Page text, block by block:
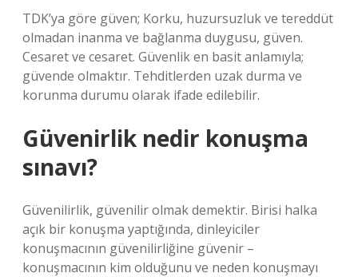
TDK’ya göre güven; Korku, huzursuzluk ve tereddüt
olmadan inanma ve bağlanma duygusu, güven.
Cesaret ve cesaret. Güvenlik en basit anlamıyla;
güvende olmaktır. Tehditlerden uzak durma ve
korunma durumu olarak ifade edilebilir.
Güvenirlik nedir konuşma
sınavı?
Güvenilirlik, güvenilir olmak demektir. Birisi halka
açık bir konuşma yaptığında, dinleyiciler
konuşmacının güvenilirliğine güvenir –
konuşmacının kim olduğunu ve neden konuşmayı